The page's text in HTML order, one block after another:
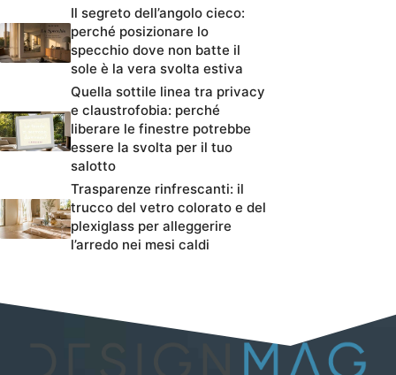
Il segreto dell’angolo cieco:
perché posizionare lo
specchio dove non batte il
sole è la vera svolta estiva
Quella sottile linea tra privacy
e claustrofobia: perché
liberare le finestre potrebbe
essere la svolta per il tuo
salotto
Trasparenze rinfrescanti: il
trucco del vetro colorato e del
plexiglass per alleggerire
l’arredo nei mesi caldi